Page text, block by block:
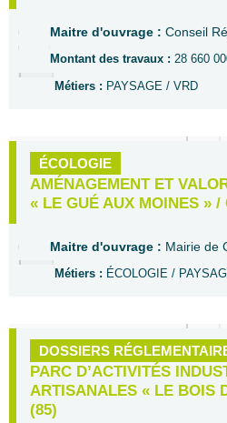
Maitre d'ouvrage : Conseil
Montant des travaux : 28 660
Métiers : PAYSAGE / VRD
ÉCOLOGIE
AMÉNAGEMENT ET
« LE GUÉ AUX MOINES »
Maitre d'ouvrage : Mairie de
Métiers : ÉCOLOGIE /
DOSSIERS
PARC D’ACTIVITÉS
ARTISANALES « LE BOIS
(85)